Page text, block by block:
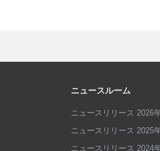
ニュースルーム
ニュースリリース 2026
ニュースリリース 2025
ニュースリリース 2024